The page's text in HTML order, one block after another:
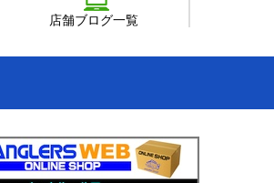
店舗ブログ一覧